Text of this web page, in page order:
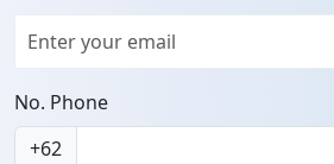
No. Phone
+62